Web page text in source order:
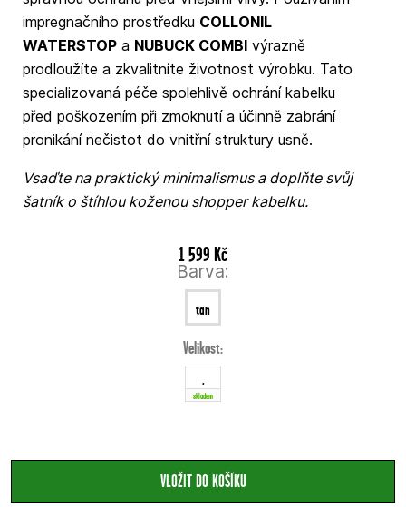
impregnačního prostředku COLLONIL
WATERSTOPa NUBUCK COMBIvýrazně
prodloužíte a zkvalitníte životnost výrobku. Tato
specializovaná péče spolehlivě ochrání kabelku
před poškozením při zmoknutí a účinně zabrání
pronikání nečistot do vnitřní struktury usně.
Vsaďte na praktický minimalismus a doplňte svůj
šatník o štíhlou koženou shopper kabelku.
1 599 Kč
Barva:
tan
Velikost:
.
skladem